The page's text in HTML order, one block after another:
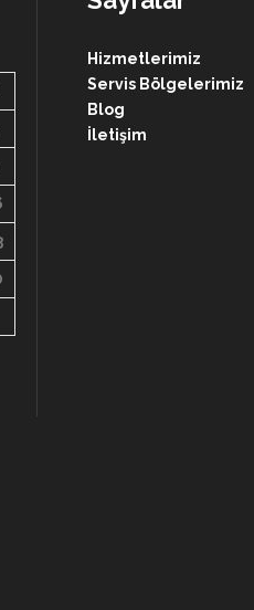
Hizmetlerimiz
Servis Bölgelerimiz
Blog
İletişim